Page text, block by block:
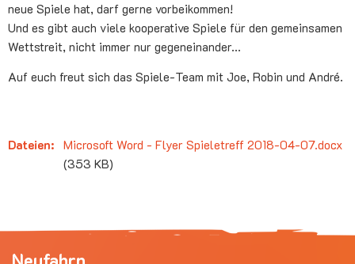
neue Spiele hat, darf gerne vorbeikommen!
Und es gibt auch viele kooperative Spiele für den gemeinsamen
Wettstreit, nicht immer nur gegeneinander...
Auf euch freut sich das Spiele-Team mit Joe, Robin und André.
Dateien: Microsoft Word - Flyer Spieletreff 2018-04-07.docx
(353 KB)